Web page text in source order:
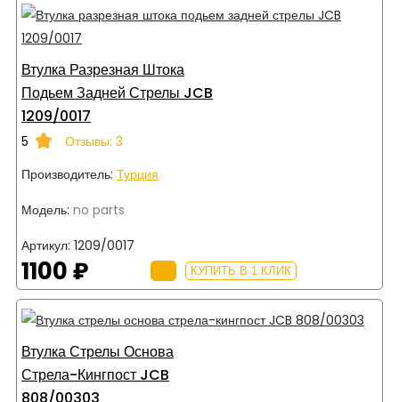
Втулка Разрезная Штока
Подьем Задней Стрелы JCB
1209/0017
5
Отзывы: 3
Производитель: Турция
Модель: no parts
Артикул: 1209/0017
1100 ₽ КУПИТЬ В 1 КЛИК
Втулка Стрелы Основа
Стрела-Кингпост JCB